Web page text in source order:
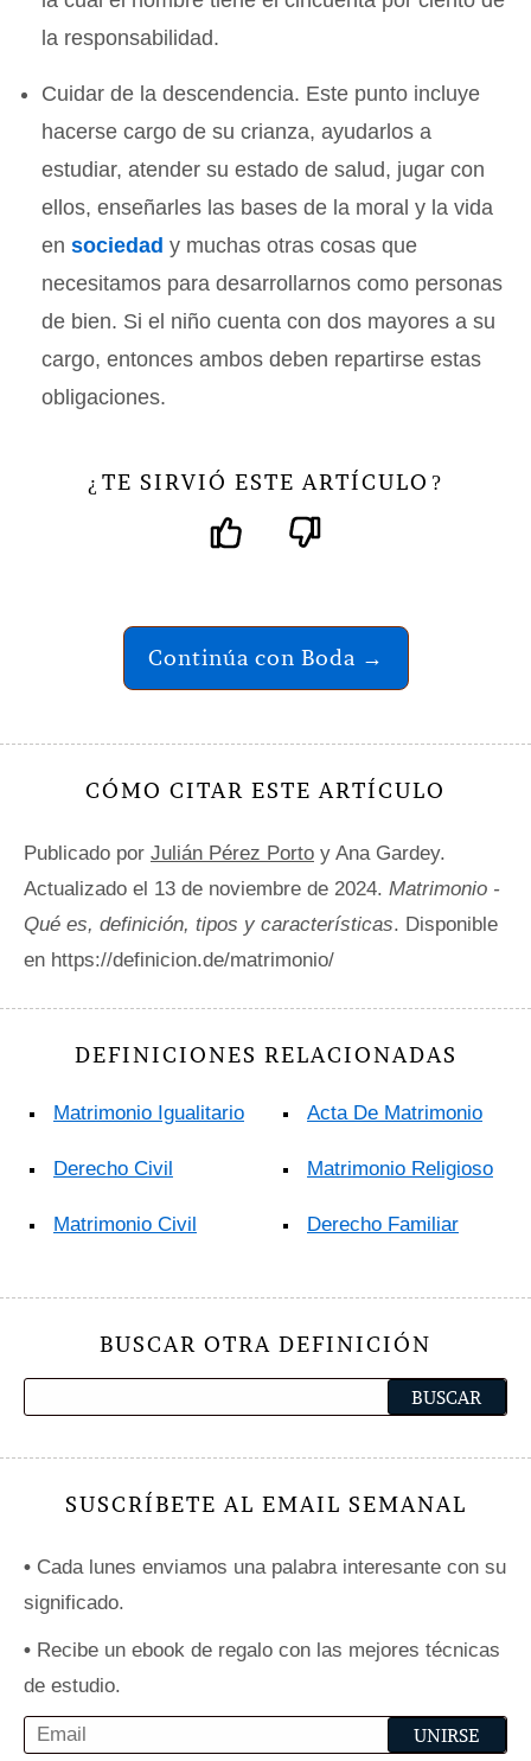
la responsabilidad.
Cuidar de la descendencia. Este punto incluye
hacerse cargo de su crianza, ayudarlos a
estudiar, atender su estado de salud, jugar con
ellos, enseñarles las bases de la moral y la vida
ensociedad y muchas otras cosas que
necesitamos para desarrollarnos como personas
de bien. Si el niño cuenta con dos mayores a su
cargo, entonces ambos deben repartirse estas
obligaciones.
¿ TE SIRVIÓ ESTE ARTÍCULO ?
Continúa con Boda →
CÓMO CITAR ESTE ARTÍCULO
Publicado por Julián Pérez Porto y Ana Gardey.
Actualizado el 13 de noviembre de 2024. Matrimonio -
Qué es, definición, tipos y características. Disponible
en https://definicion.de/matrimonio/
DEFINICIONES RELACIONADAS
Matrimonio Igualitario
Derecho Civil
Matrimonio Civil
Acta De Matrimonio
Matrimonio Religioso
Derecho Familiar
BUSCAR OTRA DEFINICIÓN
SUSCRÍBETE AL EMAIL SEMANAL
• Cada lunes enviamos una palabra interesante con su
significado.
• Recibe un ebook de regalo con las mejores técnicas
de estudio.